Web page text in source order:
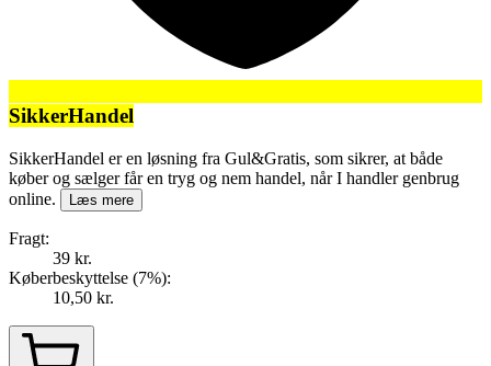
SikkerHandel
SikkerHandel er en løsning fra Gul&Gratis, som sikrer, at både
køber og sælger får en tryg og nem handel, når I handler genbrug
online.
Læs mere
Fragt:
39 kr.
Køberbeskyttelse (7%):
10,50 kr.